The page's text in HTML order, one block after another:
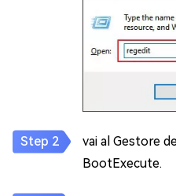
vai al Gestore
BootExecute.